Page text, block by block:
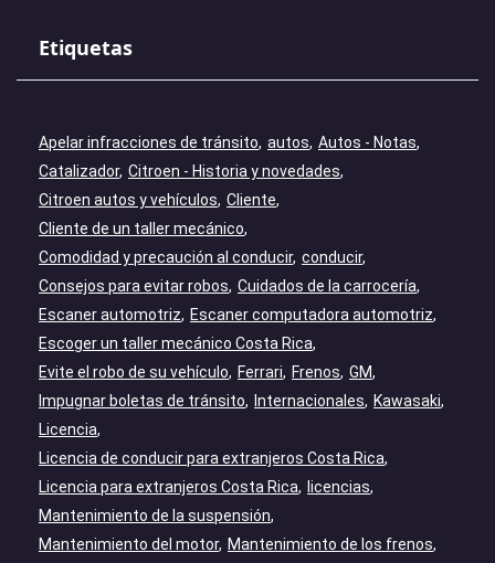
Etiquetas
Apelar infracciones de tránsito autos Autos - Notas
Catalizador Citroen - Historia y novedades
Citroen autos y vehículos Cliente
Cliente de un taller mecánico
Comodidad y precaución al conducir conducir
Consejos para evitar robos Cuidados de la carrocería
Escaner automotriz
Escaner computadora automotriz
Escoger un taller mecánico Costa Rica
Evite el robo de su vehículo
Ferrari Frenos GM
Impugnar boletas de tránsito
Internacionales
Kawasaki
Licencia
Licencia de conducir para extranjeros Costa Rica
Licencia para extranjeros Costa Rica
licencias
Mantenimiento de la suspensión
Mantenimiento del motor
Mantenimiento de los frenos